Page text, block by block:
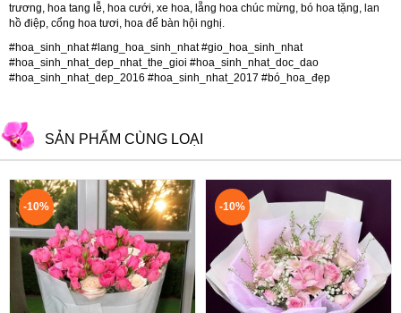
trương, hoa tang lễ, hoa cưới, xe hoa, lẵng hoa chúc mừng, bó hoa tặng, lan
hồ điệp, cổng hoa tươi, hoa để bàn hội nghị.
#hoa_sinh_nhat #lang_hoa_sinh_nhat #gio_hoa_sinh_nhat
#hoa_sinh_nhat_dep_nhat_the_gioi #hoa_sinh_nhat_doc_dao
#hoa_sinh_nhat_dep_2016 #hoa_sinh_nhat_2017 #bó_hoa_đẹp
SẢN PHẨM CÙNG LOẠI
-10% -10%